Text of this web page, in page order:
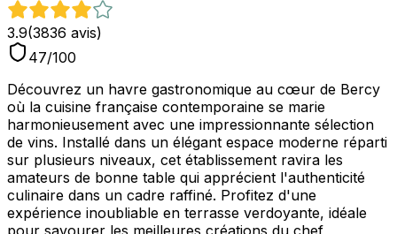
3.9(3836 avis)
47/100
Découvrez un havre gastronomique au cœur de Bercy
où la cuisine française contemporaine se marie
harmonieusement avec une impressionnante sélection
de vins. Installé dans un élégant espace moderne réparti
sur plusieurs niveaux, cet établissement ravira les
amateurs de bonne table qui apprécient l'authenticité
culinaire dans un cadre raffiné. Profitez d'une
expérience inoubliable en terrasse verdoyante, idéale
pour savourer les meilleures créations du chef